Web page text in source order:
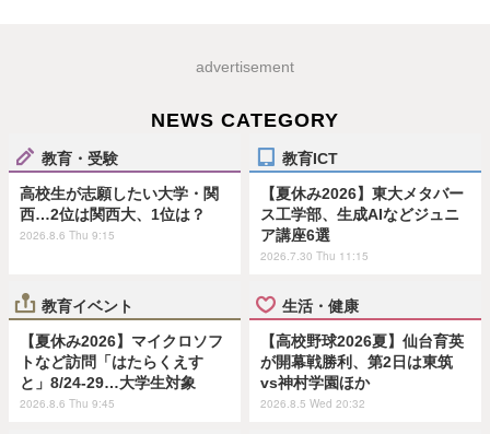
advertisement
NEWS CATEGORY
教育・受験
高校生が志願したい大学・関
西…2位は関西大、1位は？
2026.8.6 Thu 9:15
教育ICT
【夏休み2026】東大メタバー
ス工学部、生成AIなどジュニ
ア講座6選
2026.7.30 Thu 11:15
教育イベント
【夏休み2026】マイクロソフ
トなど訪問「はたらくえす
と」8/24-29…大学生対象
2026.8.6 Thu 9:45
生活・健康
【高校野球2026夏】仙台育英
が開幕戦勝利、第2日は東筑
vs神村学園ほか
2026.8.5 Wed 20:32